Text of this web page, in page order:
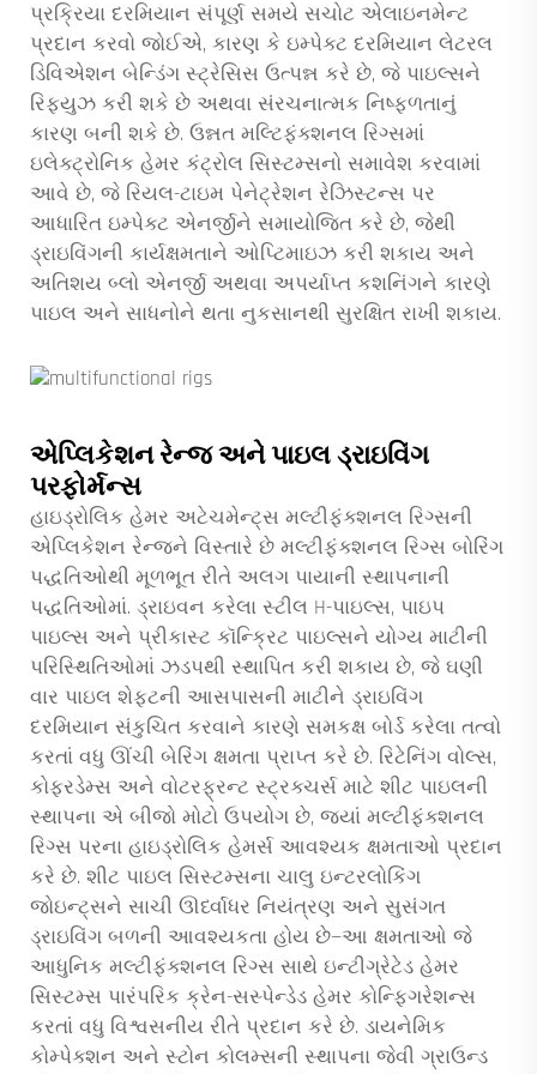
પ્રક્રિયા દરમિયાન સંપૂર્ણ સમયે સચોટ એલાઇનમેન્ટ
પ્રદાન કરવો જોઈએ, કારણ કે ઇમ્પેક્ટ દરમિયાન લેટરલ
ડિવિએશન બેન્ડિંગ સ્ટ્રેસિસ ઉત્પન્ન કરે છે, જે પાઇલ્સને
રિફ્યુઝ કરી શકે છે અથવા સંરચનાત્મક નિષ્ફળતાનું
કારણ બની શકે છે. ઉન્નત મલ્ટિફંક્શનલ રિગ્સમાં
ઇલેક્ટ્રોનિક હેમર કંટ્રોલ સિસ્ટમ્સનો સમાવેશ કરવામાં
આવે છે, જે રિયલ-ટાઇમ પેનેટ્રેશન રેઝિસ્ટન્સ પર
આધારિત ઇમ્પેક્ટ એનર્જીને સમાયોજિત કરે છે, જેથી
ડ્રાઇવિંગની કાર્યક્ષમતાને ઓપ્ટિમાઇઝ કરી શકાય અને
અતિશય બ્લો એનર્જી અથવા અપર્યાપ્ત કશનિંગને કારણે
પાઇલ અને સાધનોને થતા નુકસાનથી સુરક્ષિત રાખી શકાય.
એપ્લિકેશન રેન્જ અને પાઇલ ડ્રાઇવિંગ
પરફોર્મન્સ
હાઇડ્રોલિક હેમર અટેચમેન્ટ્સ મલ્ટીફંક્શનલ રિગ્સની
એપ્લિકેશન રેન્જને વિસ્તારે છે મલ્ટીફંક્શનલ રિગ્સ બોરિંગ
પદ્ધતિઓથી મૂળભૂત રીતે અલગ પાયાની સ્થાપનાની
પદ્ધતિઓમાં. ડ્રાઇવન કરેલા સ્ટીલ H-પાઇલ્સ, પાઇપ
પાઇલ્સ અને પ્રીકાસ્ટ કૉન્ક્રિટ પાઇલ્સને યોગ્ય માટીની
પરિસ્થિતિઓમાં ઝડપથી સ્થાપિત કરી શકાય છે, જે ઘણી
વાર પાઇલ શેફ્ટની આસપાસની માટીને ડ્રાઇવિંગ
દરમિયાન સંકુચિત કરવાને કારણે સમકક્ષ બોર્ડ કરેલા તત્વો
કરતાં વધુ ઊંચી બેરિંગ ક્ષમતા પ્રાપ્ત કરે છે. રિટેનિંગ વોલ્સ,
કોફરડેમ્સ અને વોટરફ્રન્ટ સ્ટ્રક્ચર્સ માટે શીટ પાઇલની
સ્થાપના એ બીજો મોટો ઉપયોગ છે, જ્યાં મલ્ટીફંક્શનલ
રિગ્સ પરના હાઇડ્રોલિક હેમર્સ આવશ્યક ક્ષમતાઓ પ્રદાન
કરે છે. શીટ પાઇલ સિસ્ટમ્સના ચાલુ ઇન્ટરલોકિંગ
જોઇન્ટ્સને સાચી ઊર્ધ્વાધર નિયંત્રણ અને સુસંગત
ડ્રાઇવિંગ બળની આવશ્યકતા હોય છે—આ ક્ષમતાઓ જે
આધુનિક મલ્ટીફંક્શનલ રિગ્સ સાથે ઇન્ટીગ્રેટેડ હેમર
સિસ્ટમ્સ પારંપરિક ક્રેન-સસ્પેન્ડેડ હેમર કોન્ફિગરેશન્સ
કરતાં વધુ વિશ્વસનીય રીતે પ્રદાન કરે છે. ડાયનેમિક
કોમ્પેક્શન અને સ્ટોન કોલમ્સની સ્થાપના જેવી ગ્રાઉન્ડ